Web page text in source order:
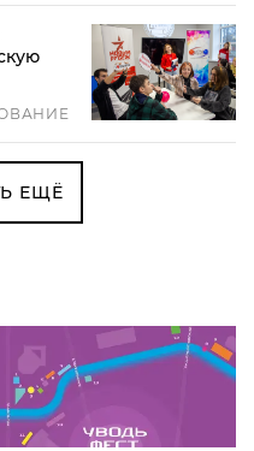
ЕЩЁ